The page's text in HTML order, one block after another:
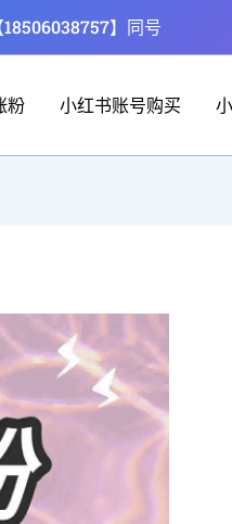
】同号
粉 小红书账号购买